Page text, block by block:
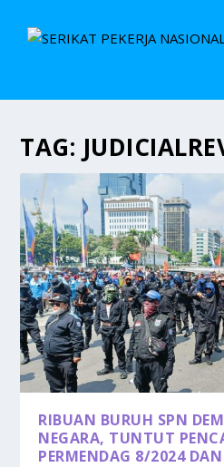
TAG:
RIBUAN BURUH SPN
NEGARA, TUNTUT
PERMENDAG 8/2024